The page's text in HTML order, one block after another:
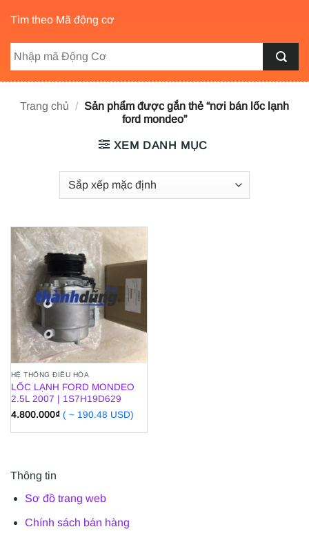
Tìm theo Mã động cơ
Trang chủ / Sản phẩm được gắn thẻ “nơi bán lốc lạnh
ford mondeo”
XEM DANH MỤC
HỆ THỐNG ĐIỀU HÒA
LỐC LẠNH FORD MONDEO
2.5L 2007 | 1S7H19D629
4.800.000₫ ( ~ 190.48 USD)
Thông tin
Sơ đồ trang web
Chính sách bán hàng